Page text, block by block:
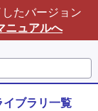
たバージョン
ニュアルへ
イブラリ一覧